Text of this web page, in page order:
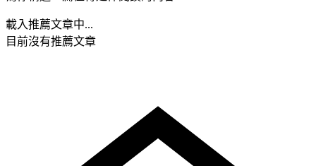
載入推薦文章中...
目前沒有推薦文章